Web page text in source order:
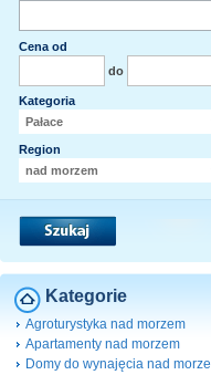
Cena od
do
Kategoria
Region
Kategorie
Agroturystyka nad morzem
Apartamenty nad morzem
Domy do wynajęcia nad